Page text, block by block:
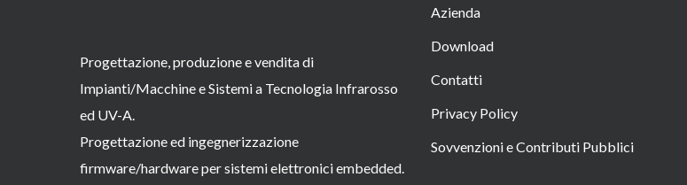
Progettazione, produzione e vendita di
Impianti/Macchine e Sistemi a Tecnologia Infrarosso
ed UV-A.
Progettazione ed ingegnerizzazione
firmware/hardware per sistemi elettronici embedded.
Azienda
Download
Contatti
Privacy Policy
Sovvenzioni e Contributi Pubblici